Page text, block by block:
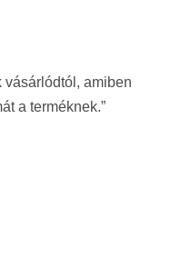
vásárlódtól, amiben
a terméknek.”